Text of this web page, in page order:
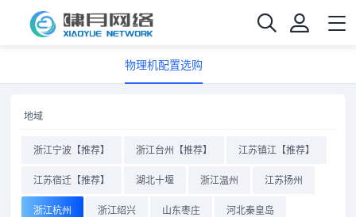
物理机配置选购
地域
浙江宁波【推荐】 浙江台州【推荐】 江苏镇江【推荐】
江苏宿迁【推荐】 湖北十堰 浙江温州 江苏扬州
浙江杭州 浙江绍兴 山东枣庄 河北秦皇岛